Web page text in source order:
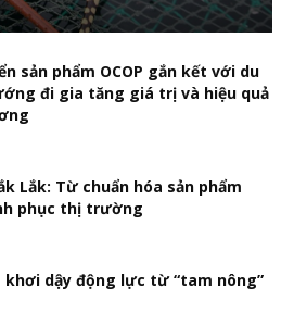
sản phẩm OCOP gắn kết với du
đi gia tăng giá trị và hiệu quả
Lắk: Từ chuẩn hóa sản phẩm
phục thị trường
khơi dậy động lực từ “tam nông”